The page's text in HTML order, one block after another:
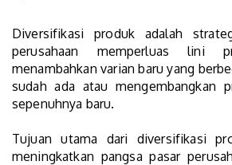
Diversifikasi produk adalah
perusahaan memperluas lini
menambahkan varian baru yang
sudah ada atau mengembangkan
sepenuhnya baru.
Tujuan utama dari diversifikasi
meningkatkan pangsa pasar